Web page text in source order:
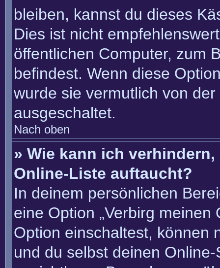
bleiben, kannst du dieses
Dies ist nicht
öffentlichen Computer, zum
befindest. Wenn diese
wurde sie vermutlich von
ausgeschaltet.
Nach oben
» Wie kann ich
Online-Liste auftaucht?
In deinem persönlichen
eine Option „Verbirg meinen
Option einschaltest, können
und du selbst deinen